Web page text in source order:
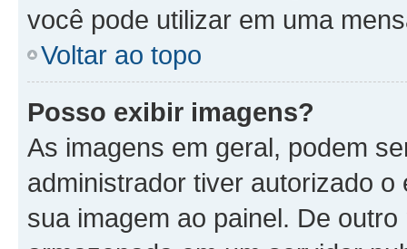
você pode utilizar em uma
Voltar ao topo
Posso exibir imagens?
As imagens em geral, podem
administrador tiver autorizado
sua imagem ao painel. De